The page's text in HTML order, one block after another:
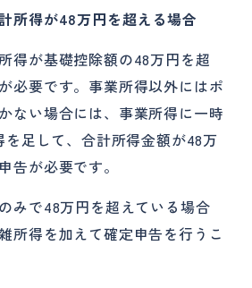
所得が48万円を超える場合
得が基礎控除額の48万円を超
必要です。事業所得以外にはポ
ない場合には、事業所得に一時
足して、合計所得金額が48万
告が必要です。
みで48万円を超えている場合
所得を加えて確定申告を行うこ